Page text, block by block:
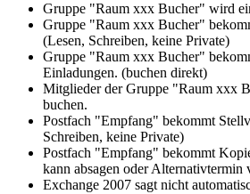
Gruppe "Raum xxx Bucher" wird
Gruppe "Raum xxx Bucher"
(Lesen, Schreiben, keine Private)
Gruppe "Raum xxx Bucher"
Einladungen. (buchen direkt)
Mitglieder der Gruppe "Raum xxx
buchen.
Postfach "Empfang" bekommt
Schreiben, keine Private)
Postfach "Empfang" bekommt
kann absagen oder Alternativtermin
Exchange 2007 sagt nicht